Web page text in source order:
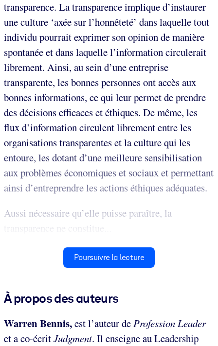
transparence. La transparence implique d’instaurer
une culture ‘axée sur l’honnêteté’ dans laquelle tout
individu pourrait exprimer son opinion de manière
spontanée et dans laquelle l’information circulerait
librement. Ainsi, au sein d’une entreprise
transparente, les bonnes personnes ont accès aux
bonnes informations, ce qui leur permet de prendre
des décisions efficaces et éthiques. De même, les
flux d’information circulent librement entre les
organisations transparentes et la culture qui les
entoure, les dotant d’une meilleure sensibilisation
aux problèmes économiques et sociaux et permettant
ainsi d’entreprendre les actions éthiques adéquates.
Aussi nécessaire qu’elle puisse paraître, la
transparence ne constitue...
Poursuivre la lecture
À propos des auteurs
Warren Bennis,est l’auteur deProfession Leader
et a co-écritJudgment. Il enseigne au Leadership